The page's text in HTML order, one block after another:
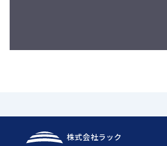
株式会社ラック